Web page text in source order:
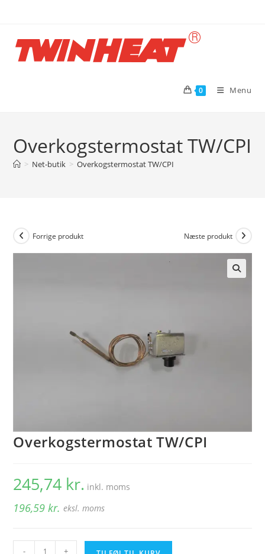
content
0 Menu
Overkogstermostat TW/CPI
> Net-butik > Overkogstermostat TW/CPI
Forrige produkt Næste produkt
Overkogstermostat TW/CPI
245,74 kr. inkl. moms
196,59kr. eksl. moms
Overkogstermostat
- +